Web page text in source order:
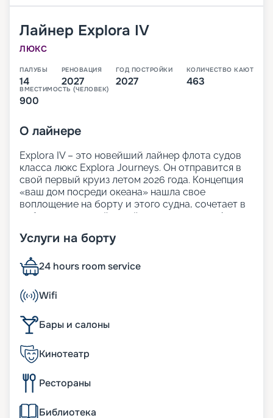
Лайнер Explora IV
ЛЮКС
ПАЛУБЫ
14
РЕНОВАЦИЯ
2027
ГОД ПОСТРОЙКИ
2027
КОЛИЧЕСТВО КАЮТ
463
ВМЕСТИМОСТЬ (ЧЕЛОВЕК)
900
О лайнере
Explora IV – это новейший лайнер флота судов
класса люкс Explora Journeys. Он отправится в
свой первый круиз летом 2026 года. Концепция
«ваш дом посреди океана» нашла свое
воплощение на борту и этого судна, сочетает в
себе продуманный дизайн и легкую атмосферу
палубы и множество зон для отдыха позволят
видом на океан.
Кроме того, это первый лайнер во флоте Explora
Journeys, который работает на сжиженном
природном газе. Также на борту не используется
пластик, а также есть технологии утилизации
отходов и энергосбережения. Explora IV
уровень экологической сертификации.
Размещение на борту
На лайнере Explora IV 461 сьюта с видом на
океан:
Услуги на борту
24 hours room service
Wifi
Бары и салоны
Кинотеатр
Рестораны
Библиотека